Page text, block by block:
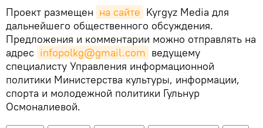
Проект размещен на сайте Kyrgyz Media для
дальнейшего общественного обсуждения.
Предложения и комментарии можно отправлять на
адрес infopolkg@gmail.com ведущему
специалисту Управления информационной
политики Министерства культуры, информации,
спорта и молодежной политики Гульнур
Осмоналиевой.